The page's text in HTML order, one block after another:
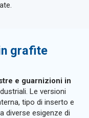
grafite
e guarnizioni in
Le versioni
tipo di inserto e
diverse esigenze di